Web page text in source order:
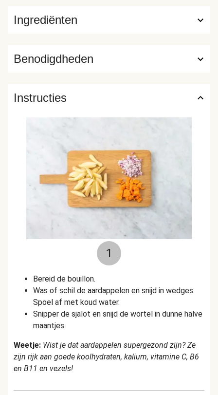
Ingrediënten
Benodigdheden
Instructies
1
Bereid de bouillon.
Was of schil de aardappelen en snijd in wedges.
Spoel af met koud water.
Snipper de sjalot en snijd de wortel in dunne halve
maantjes.
Weetje: Wist je dat aardappelen supergezond zijn? Ze
zijn rijk aan goede koolhydraten, kalium, vitamine C, B6
en B11 en vezels!